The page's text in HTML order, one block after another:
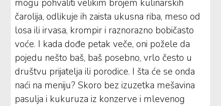
mogu pohvaliti velikim brojem kulinarskih
čarolija, odlikuje ih zaista ukusna riba, meso od
losa ili irvasa, krompir i raznorazno bobičasto
voće. I kada dođe petak veče, oni požele da
pojedu nešto baš, baš posebno, vrlo često u
društvu prijatelja ili porodice. I šta će se onda
naći na meniju? Skoro bez izuzetka mešavina
pasulja i kukuruza iz konzerve i mlevenog